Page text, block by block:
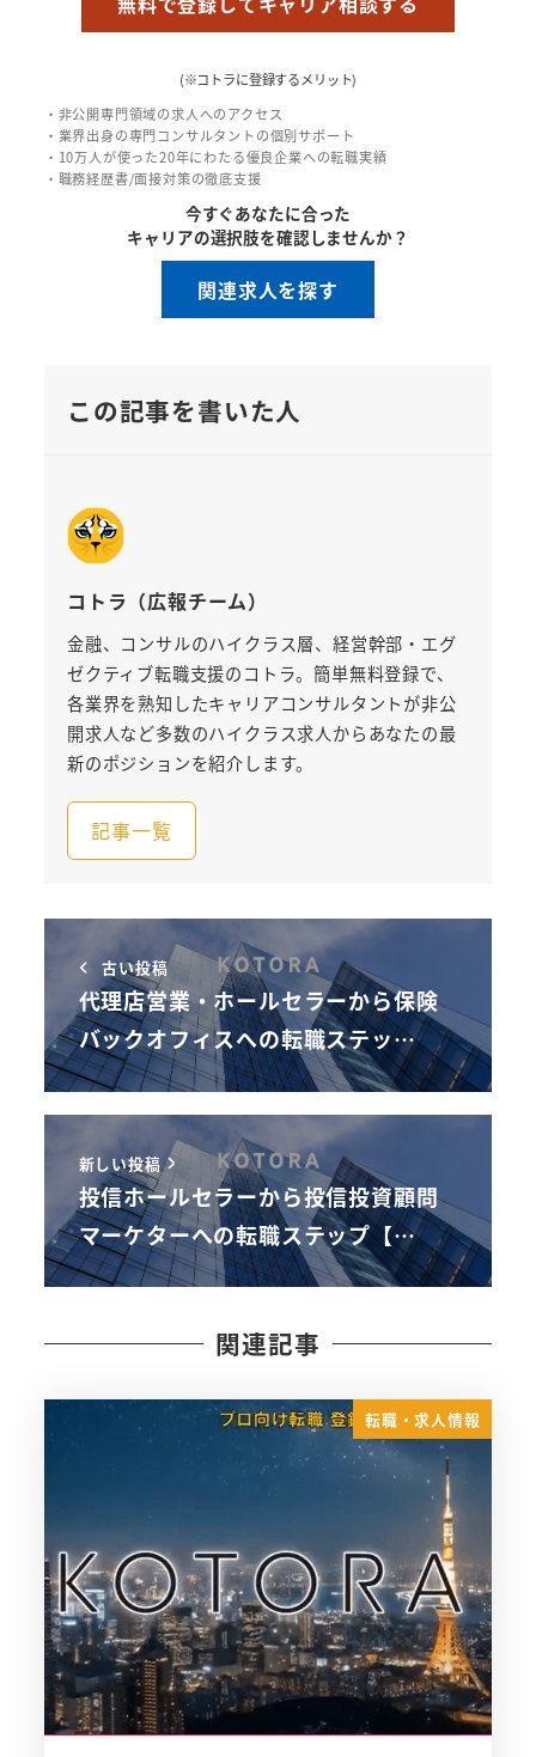
(※コトラに登録するメリット)
・非公開専門領域の求人へのアクセス
・業界出身の専門コンサルタントの個別サポート
・10万人が使った20年にわたる優良企業への転職実績
・職務経歴書/面接対策の徹底支援
今すぐあなたに合った
キャリアの選択肢を確認しませんか？
関連求人を探す
この記事を書いた人
コトラ（広報チーム）
金融、コンサルのハイクラス層、経営幹部・エグ
ゼクティブ転職支援のコトラ。簡単無料登録で、
各業界を熟知したキャリアコンサルタントが非公
開求人など多数のハイクラス求人からあなたの最
新のポジションを紹介します。
記事一覧
古い投稿
代理店営業・ホールセラーから保険
バックオフィスへの転職ステッ…
新しい投稿
投信ホールセラーから投信投資顧問
マーケターへの転職ステップ【…
関連記事
転職・求人情報